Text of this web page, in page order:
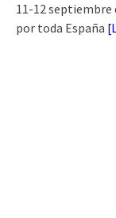
11-12 septiembre
por toda España [